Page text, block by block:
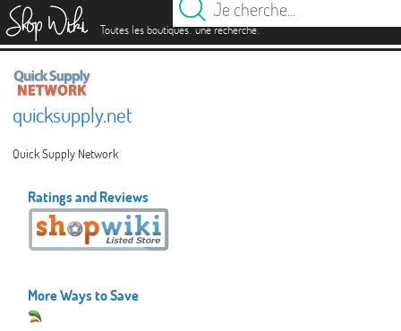
Toutes les boutiques.une recherche.
quicksupply.net
Quick Supply Network
Ratings and Reviews
More Ways to Save